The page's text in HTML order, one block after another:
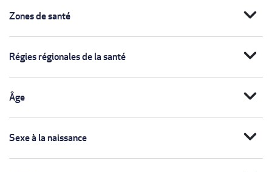
Zones de santé expand_more
Régies régionales de la santé expand_more
Âge expand_more
Sexe à la naissance expand_more